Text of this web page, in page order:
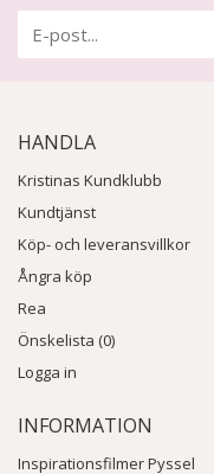
HANDLA
Kristinas Kundklubb
Kundtjänst
Köp- och leveransvillkor
Ångra köp
Rea
Önskelista (0)
Logga in
INFORMATION
Inspirationsfilmer Pyssel